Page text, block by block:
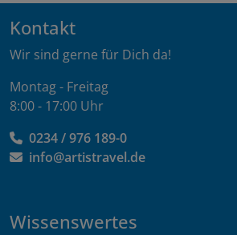
Kontakt
Wir sind gerne für Dich da!
Montag - Freitag
8:00 - 17:00 Uhr
0234 / 976 189-0
info@artistravel.de
Wissenswertes